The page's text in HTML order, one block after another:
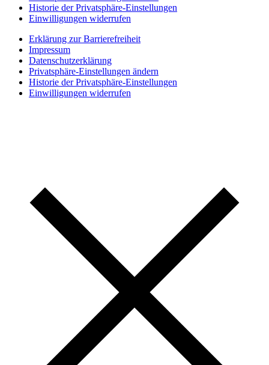
Historie der Privatsphäre-Einstellungen
Einwilligungen widerrufen
Erklärung zur Barrierefreiheit
Impressum
Datenschutzerklärung
Privatsphäre-Einstellungen ändern
Historie der Privatsphäre-Einstellungen
Einwilligungen widerrufen